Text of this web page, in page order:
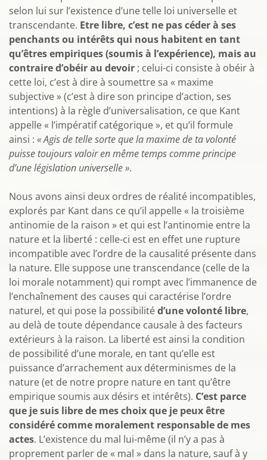
selon lui sur l’existence d’une telle loi universelle et
transcendante. Etre libre, c’est ne pas céder à ses
penchants ou intérêts qui nous habitent en tant
qu’êtres empiriques (soumis à l’expérience), mais au
contraire d’obéir au devoir ; celui-ci consiste à obéir à
cette loi, c’est à dire à soumettre sa « maxime
subjective » (c’est à dire son principe d’action, ses
intentions) à la règle d’universalisation, ce que Kant
appelle « l’impératif catégorique », et qu’il formule
ainsi : « Agis de telle sorte que la maxime de ta volonté
puisse toujours valoir en même temps comme principe
d’une législation universelle ».
Nous avons ainsi deux ordres de réalité incompatibles,
explorés par Kant dans ce qu’il appelle « la troisième
antinomie de la raison » et qui est l’antinomie entre la
nature et la liberté : celle-ci est en effet une rupture
incompatible avec l’ordre de la causalité présente dans
la nature. Elle suppose une transcendance (celle de la
loi morale notamment) qui rompt avec l’immanence de
l’enchaînement des causes qui caractérise l’ordre
naturel, et qui pose la possibilitéd’une volonté libre,
au delà de toute dépendance causale à des facteurs
extérieurs à la raison. La liberté est ainsi la condition
de possibilité d’une morale, en tant qu’elle est
puissance d’arrachement aux déterminismes de la
nature (et de notre propre nature en tant qu’être
empirique soumis aux désirs et intérêts). C’est parce
que je suis libre de mes choix que je peux être
considéré comme moralement responsable de mes
actes. L’existence du mal lui-même (il n’y a pas à
proprement parler de « mal » dans la nature, sauf à y